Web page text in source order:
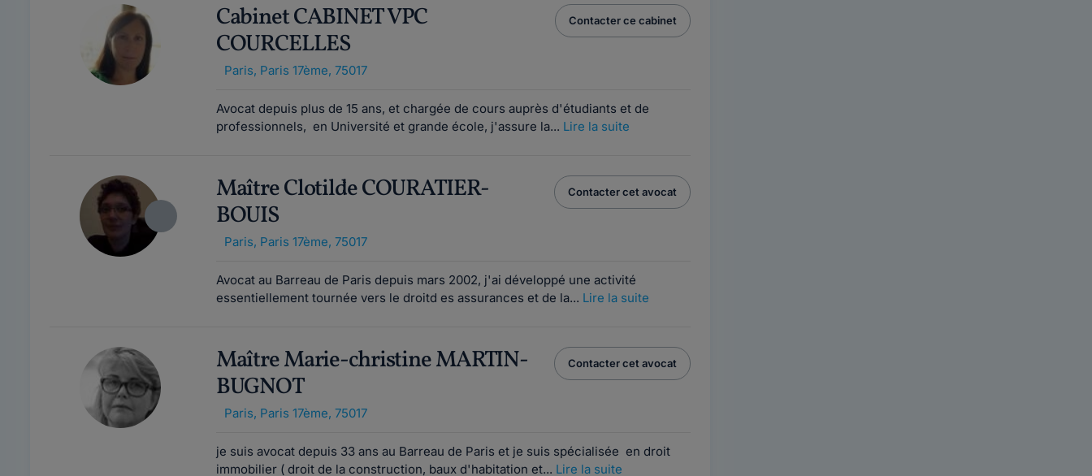
Cabinet CABINET VPC
COURCELLES
Paris, Paris 17ème, 75017
Contacter ce cabinet
Avocat depuis plus de 15 ans, et chargée de cours auprès d'étudiants et de
professionnels, en Université et grande école, j'assure la... Lire la suite
Maître Clotilde COURATIER-
BOUIS
Paris, Paris 17ème, 75017
Contacter cet avocat
Avocat au Barreau de Paris depuis mars 2002, j'ai développé une activité
essentiellement tournée vers le droitd es assurances et de la... Lire la suite
Maître Marie-christine MARTIN-
BUGNOT
Paris, Paris 17ème, 75017
Contacter cet avocat
je suis avocat depuis 33 ans au Barreau de Paris et je suis spécialisée en droit
immobilier ( droit de la construction, baux d'habitation et... Lire la suite